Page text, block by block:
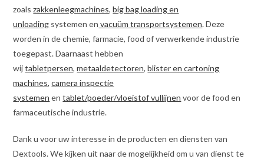
zoalszakkenleegmachines,big bag loading en
unloading systemen en vacuüm transportsystemen. Deze
worden in de chemie, farmacie, food of verwerkende industrie
toegepast. Daarnaast hebben
wijtabletpersen,metaaldetectoren,blister en cartoning
machines, camera inspectie
systemen entablet/poeder/vloeistof vullijnen voor de food en
farmaceutische industrie.
Dank u voor uw interesse in de producten en diensten van
Dextools. We kijken uit naar de mogelijkheid om u van dienst te